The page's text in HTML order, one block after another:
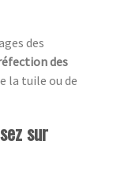
des
des
la tuile ou de
sur